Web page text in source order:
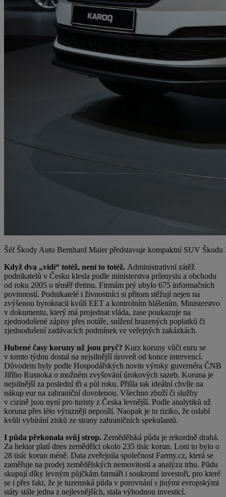
Šéf Škody Auto Bernhard Maier představuje kompaktní SUV Škodu
Když dva „vidí“ totéž, není to totéž. Administrativní zátěž
podnikatelů v Česku klesla podle ministerstva průmyslu a obchodu
od roku 2005 o téměř třetinu. Firmám prý ubylo 675 informačních
povinností. Podnikatelé i živnostníci si přitom stěžují nejen na
zvýšenou byrokracii kvůli EET a kontrolním hlášením. Ministerstvo
v dokumentu, který má projednat vláda, zase poukazuje na
zjednodušené zápisy přes notáře, snížení hrazených poplatků či
zjednodušení zadávacích podmínek ve veřejných zakázkách.
Hubené časy koruny už jsou pryč? Kurz koruny vůči euru se
v tomto týdnu dostal na nejsilnější úroveň od konce intervencí.
Důvodem byly podle Hospodářských novin výroky guvernéra ČNB
Jiřího Rusnoka o možném zvyšování úrokových sazeb. Koruna je
nejsilnější za poslední tři a půl roku. Přišla tak ideální chvíle na
nákup eur na zahraniční dovolenou. Všechno zboží či služby
v cizině jsou nyní pro turisty z Česka levnější. Podle analytiků už
koruna přes léto výrazněji neposílí. Naopak je tu riziko, že oslabí
kvůli vybírání zisků ze strany zahraničních spekulantů.
I půda překonala svůj strop. Zemědělská půda je rekordně drahá.
Za hektar platí dnes zemědělci okolo 235 tisíc korun. Loni to bylo o
28 tisíc korun méně. Data zveřejnila společnost Farmy.cz, která se
zaměřuje na prodej zemědělských nemovitostí a analýzu trhu. Půdu
skupují díky levným půjčkám farmáři i soukromí investoři, pro které
se i přes fakt, že je tuzemská půda v porovnání s jinými evropskými
státy stále jedna z nejlevnějších, stala výhodnou investicí.